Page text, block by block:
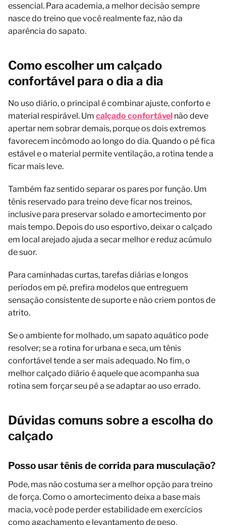
essencial. Para academia, a melhor decisão sempre
nasce do treino que você realmente faz, não da
aparência do sapato.
Como escolher um calçado
confortável para o dia a dia
No uso diário, o principal é combinar ajuste, conforto e
material respirável. Um calçado confortável não deve
apertar nem sobrar demais, porque os dois extremos
favorecem incômodo ao longo do dia. Quando o pé fica
estável e o material permite ventilação, a rotina tende a
ficar mais leve.
Também faz sentido separar os pares por função. Um
tênis reservado para treino deve ficar nos treinos,
inclusive para preservar solado e amortecimento por
mais tempo. Depois do uso esportivo, deixar o calçado
em local arejado ajuda a secar melhor e reduz acúmulo
de suor.
Para caminhadas curtas, tarefas diárias e longos
períodos em pé, prefira modelos que entreguem
sensação consistente de suporte e não criem pontos de
atrito.
Se o ambiente for molhado, um sapato aquático pode
resolver; se a rotina for urbana e seca, um tênis
confortável tende a ser mais adequado. No fim, o
melhor calçado diário é aquele que acompanha sua
rotina sem forçar seu pé a se adaptar ao uso errado.
Dúvidas comuns sobre a escolha do
calçado
Posso usar tênis de corrida para musculação?
Pode, mas não costuma ser a melhor opção para treino
de força. Como o amortecimento deixa a base mais
macia, você pode perder estabilidade em exercícios
como agachamento e levantamento de peso.